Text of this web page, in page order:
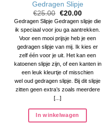
Gedragen Slipje
€25.00 Oorspronkelijke
prijs
was:
€25.00.
€20.00Huidige
prijs
is:
€20.00.
Gedragen Slipje Gedragen slipje die
ik speciaal voor jou ga aantrekken.
Voor een mooi prijsje heb je een
gedragen slipje van mij. Ik kies er
zelf één voor je uit. Het kan een
katoenen slipje zijn, of een kanten in
een leuk kleurtje of misschien
wel oud gedragen slipje. Bij dit slipje
zitten geen extra’s zoals meerdere
[...]
In winkelwagen